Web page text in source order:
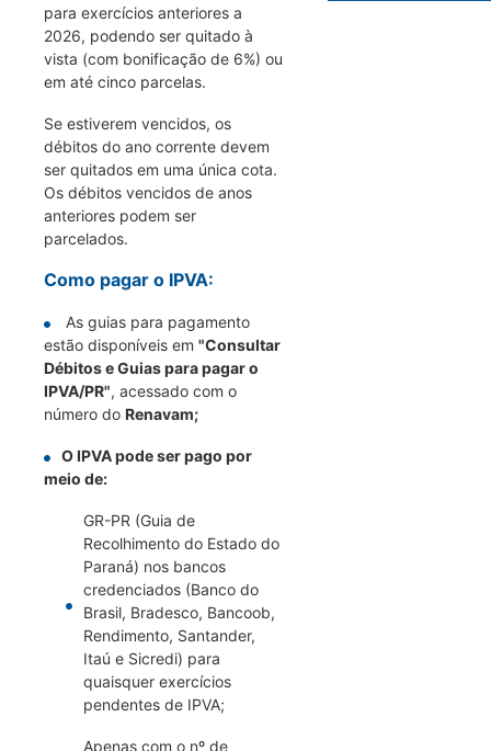
para exercícios anteriores a
2026, podendo ser quitado à
vista (com bonificação de 6%) ou
em até cinco parcelas.
Se estiverem vencidos, os
débitos do ano corrente devem
ser quitados em uma única cota.
Os débitos vencidos de anos
anteriores podem ser
parcelados.
Como pagar o IPVA:
As guias para pagamento
estão disponíveis em "Consultar
Débitos e Guias para pagar o
IPVA/PR", acessado com o
número do Renavam;
O IPVA pode ser pago por
meio de:
GR-PR (Guia de
Recolhimento do Estado do
Paraná) nos bancos
credenciados (Banco do
Brasil, Bradesco, Bancoob,
Rendimento, Santander,
Itaú e Sicredi) para
quaisquer exercícios
pendentes de IPVA;
Apenas com o nº de